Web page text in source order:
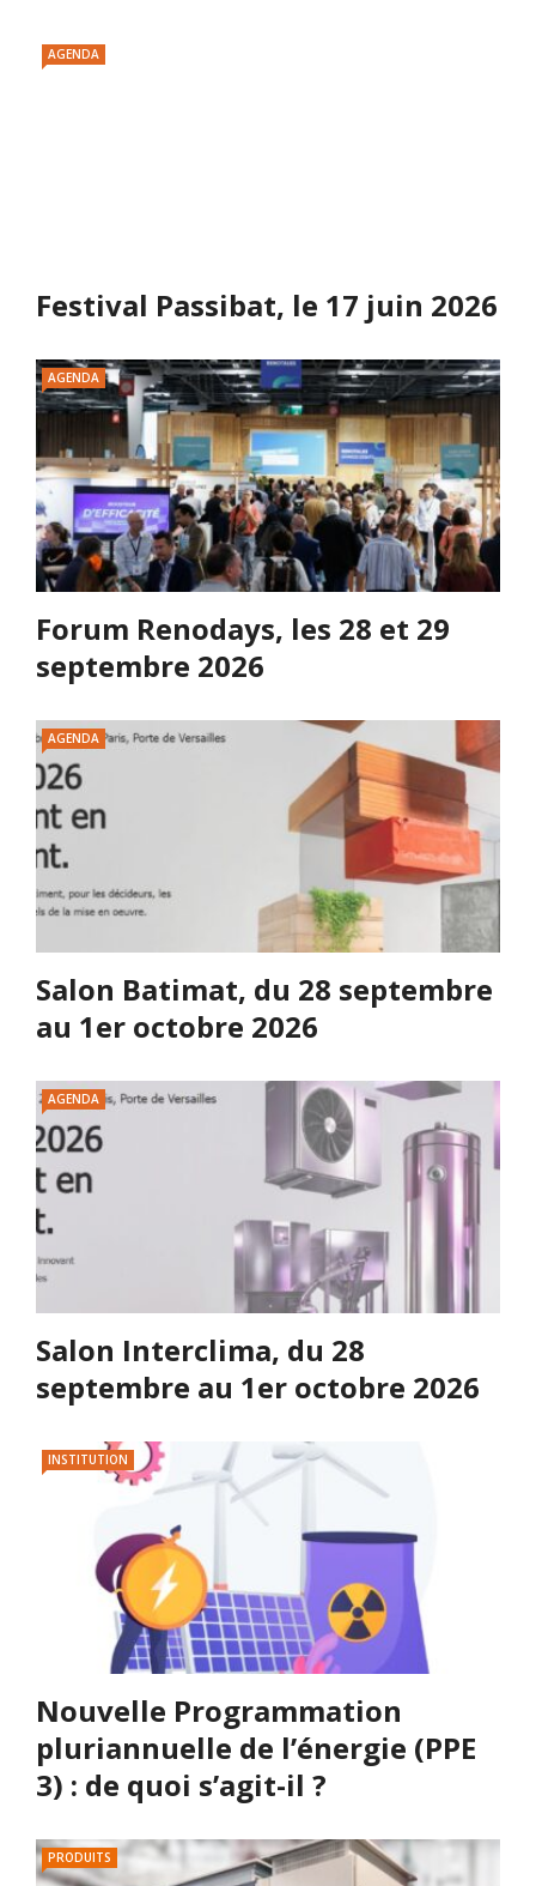
AGENDA
Festival Passibat, le 17 juin 2026
AGENDA
Forum Renodays, les 28 et 29
septembre 2026
AGENDA
Salon Batimat, du 28 septembre
au 1er octobre 2026
AGENDA
Salon Interclima, du 28
septembre au 1er octobre 2026
INSTITUTION
Nouvelle Programmation
pluriannuelle de l’énergie (PPE
3) : de quoi s’agit-il ?
PRODUITS